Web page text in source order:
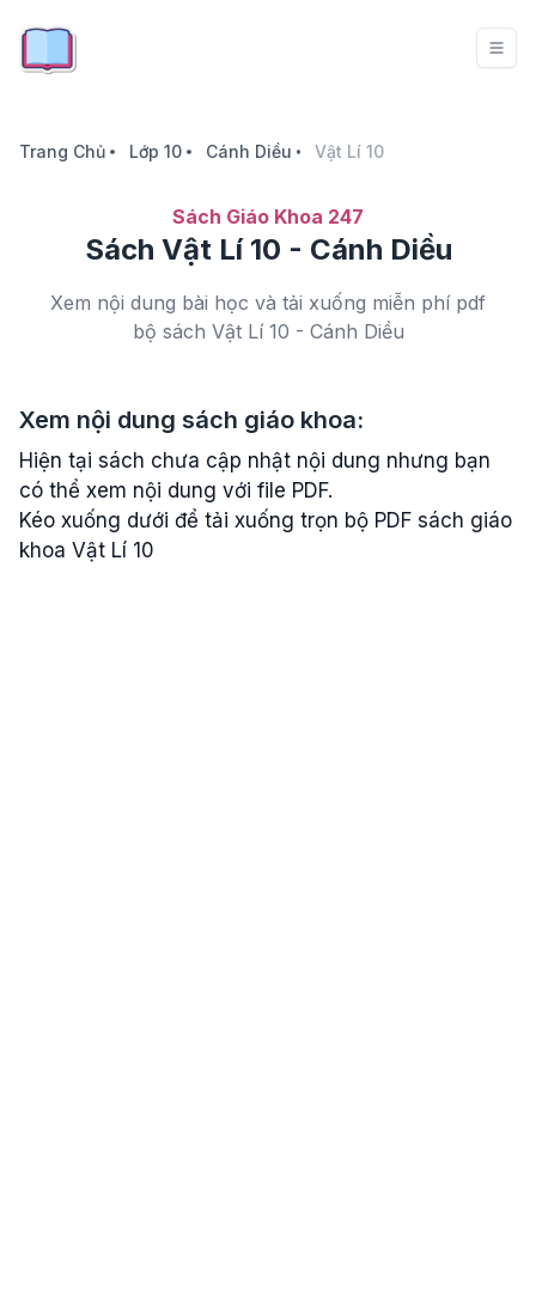
Trang Chủ Lớp 10 Cánh Diều Vật Lí 10
Sách Giáo Khoa 247
Sách Vật Lí 10 - Cánh Diều
Xem nội dung bài học và tải xuống miễn phí pdf
bộ sách Vật Lí 10 - Cánh Diều
Xem nội dung sách giáo khoa:
Hiện tại sách chưa cập nhật nội dung nhưng bạn
có thể xem nội dung với file PDF.
Kéo xuống dưới để tải xuống trọn bộ PDF sách giáo
khoa Vật Lí 10